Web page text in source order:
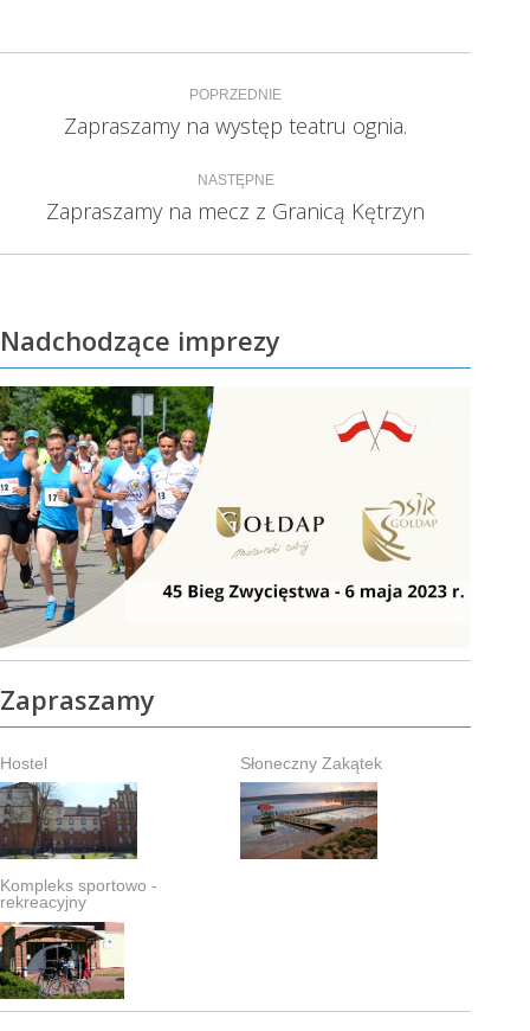
Nawigacja
wpisów
POPRZEDNIE
Poprzedni
wpis:
Zapraszamy na występ teatru ognia.
NASTĘPNE
Następny
Zapraszamy na mecz z Granicą Kętrzyn
Nadchodzące imprezy
Zapraszamy
Hostel Słoneczny Zakątek
Kompleks sportowo -
rekreacyjny